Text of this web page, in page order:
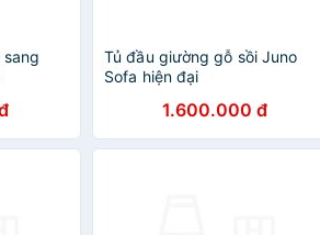
Tủ đầu giường gỗ sồi Juno
Sofa hiện đại
1.600.000 đ